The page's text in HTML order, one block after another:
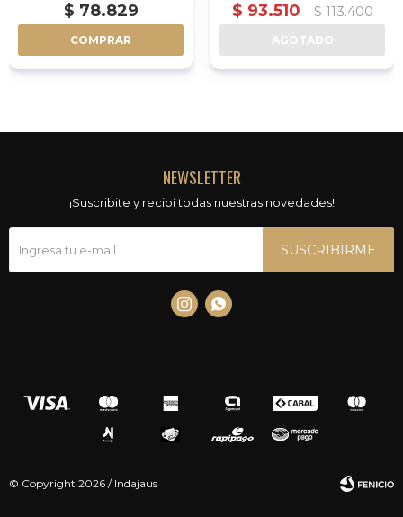
$ 78.829
COMPRAR
$ 93.510 $ 113.400
AGOTADO
NEWSLETTER
¡Suscribite y recibí todas nuestras novedades!
SUSCRIBIRME
 
© Copyright 2026 / Indajaus